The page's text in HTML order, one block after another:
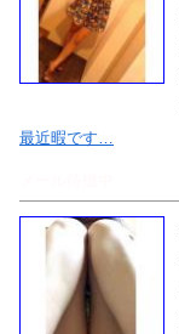
最近暇です…